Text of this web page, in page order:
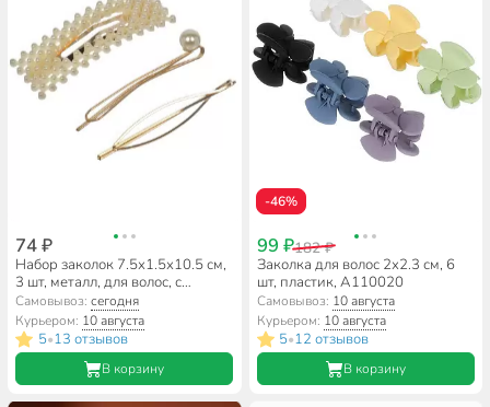
74 ₽
Набор заколок 7.5х1.5х10.5 см,
3 шт, металл, для волос, с
жемчугом, A110089
Самовывоз:сегодня
Курьером: 10 августа
5•13 отзывов
В корзину
-46%
99 ₽182 ₽
Заколка для волос 2х2.3 см, 6
шт, пластик, A110020
Самовывоз: 10 августа
Курьером: 10 августа
5•12 отзывов
В корзину